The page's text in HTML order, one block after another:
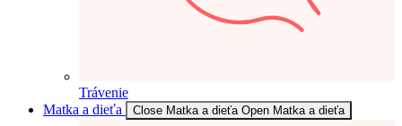
Trávenie
Matka a dieťa
Close Matka a dieťa Open Matka a dieťa